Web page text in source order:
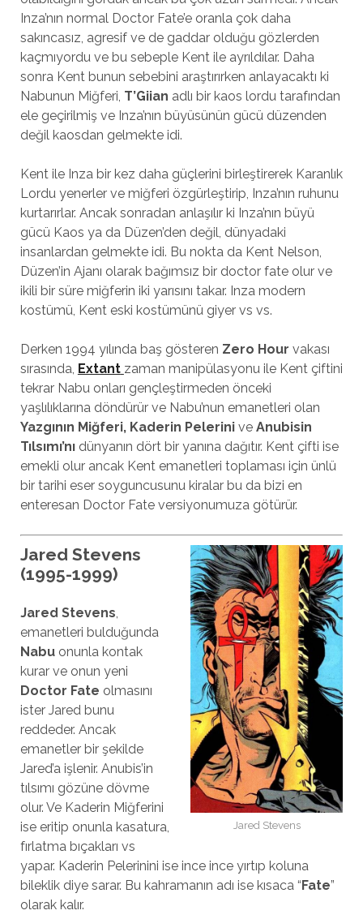
Inza’nın normal Doctor Fate’e oranla çok daha
sakıncasız, agresif ve de gaddar olduğu gözlerden
kaçmıyordu ve bu sebeple Kent ile ayrıldılar. Daha
sonra Kent bunun sebebini araştırırken anlayacaktı ki
Nabunun Miğferi, T’Giian adlı bir kaos lordu tarafından
ele geçirilmiş ve Inza’nın büyüsünün gücü düzenden
değil kaosdan gelmekte idi.
Kent ile Inza bir kez daha güçlerini birleştirerek Karanlık
Lordu yenerler ve miğferi özgürleştirip, Inza’nın ruhunu
kurtarırlar. Ancak sonradan anlaşılır ki Inza’nın büyü
gücü Kaos ya da Düzen’den değil, dünyadaki
insanlardan gelmekte idi. Bu nokta da Kent Nelson,
Düzen’in Ajanı olarak bağımsız bir doctor fate olur ve
ikili bir süre miğferin iki yarısını takar. Inza modern
kostümü, Kent eski kostümünü giyer vs vs.
Derken 1994 yılında baş gösteren Zero Hour vakası
sırasında, Extant zaman manipülasyonu ile Kent çiftini
tekrar Nabu onları gençleştirmeden önceki
yaşlılıklarına döndürür ve Nabu’nun emanetleri olan
Yazgının Miğferi, Kaderin Pelerinive Anubisin
Tılsımı’nıdünyanın dört bir yanına dağıtır. Kent çifti ise
emekli olur ancak Kent emanetleri toplaması için ünlü
bir tarihi eser soyguncusunu kiralar bu da bizi en
enteresan Doctor Fate versiyonumuza götürür.
Jared Stevens
Jared Stevens
(1995-1999)
Jared Stevens,
emanetleri bulduğunda
Nabuonunla kontak
kurar ve onun yeni
Doctor Fate olmasını
ister Jared bunu
reddeder. Ancak
emanetler bir şekilde
Jared’a işlenir. Anubis’in
tılsımı gözüne dövme
olur. Ve Kaderin Miğferini
ise eritip onunla kasatura,
fırlatma bıçakları vs
yapar. Kaderin Pelerinini ise ince ince yırtıp koluna
bileklik diye sarar. Bu kahramanın adı ise kısaca “Fate”
olarak kalır.